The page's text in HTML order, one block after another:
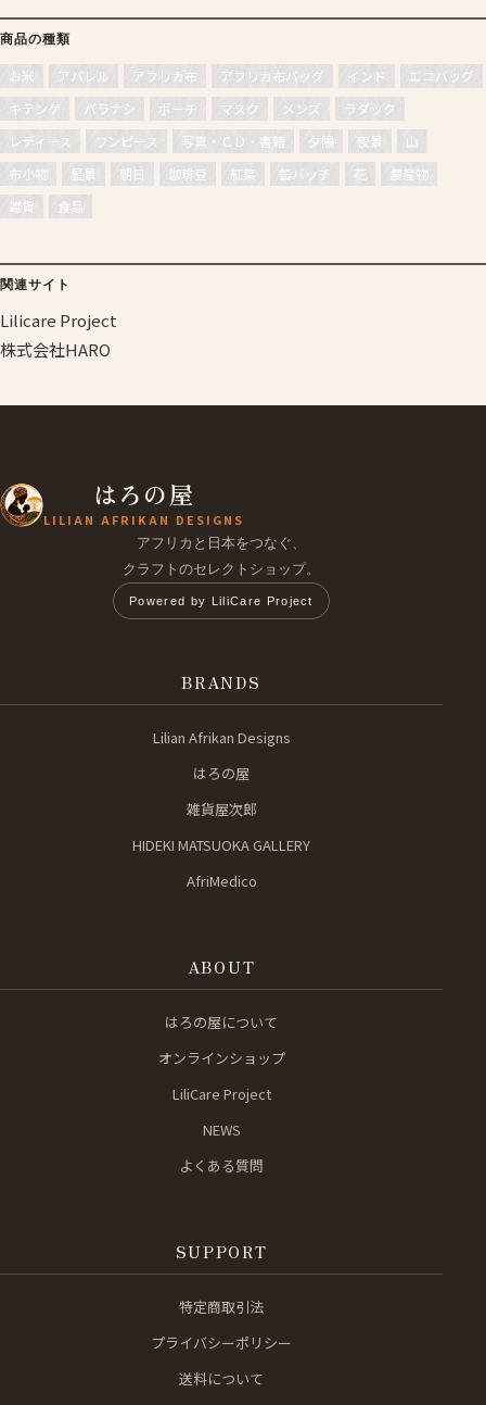
商品の種類
お米 アパレル アフリカ布 アフリカ布バッグ インド
エコバッグ
キテンゲ
バラナシ ポーチ マスク メンズ
ラダック
レディース
ワンピース 写真・ＣＤ・書籍 夕陽 夜景
山
布小物
星景 朝日 珈琲豆 紅葉 缶バッチ 花
農産物
雑貨
食品
関連サイト
Lilicare Project
株式会社HARO
はろの屋
LILIAN AFRIKAN DESIGNS
アフリカと日本をつなぐ、
クラフトのセレクトショップ。
Powered by LiliCare Project
BRANDS
Lilian Afrikan Designs
はろの屋
雑貨屋次郎
HIDEKI MATSUOKA GALLERY
AfriMedico
ABOUT
はろの屋について
オンラインショップ
LiliCare Project
NEWS
よくある質問
SUPPORT
特定商取引法
プライバシーポリシー
送料について